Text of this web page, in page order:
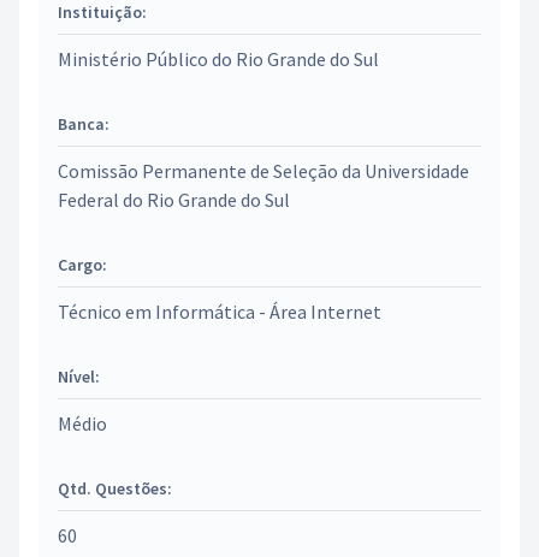
Instituição:
Ministério Público do Rio Grande do Sul
Banca:
Comissão Permanente de Seleção da Universidade
Federal do Rio Grande do Sul
Cargo:
Técnico em Informática - Área Internet
Nível:
Médio
Qtd. Questões:
60